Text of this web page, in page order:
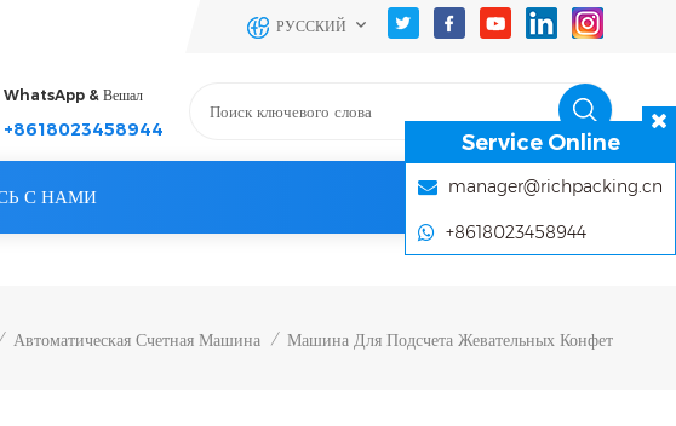
РУССКИЙ
WhatsApp & Вешал
+8618023458944
С НАМИ
Автоматическая Счетная Машина / Машина Для Подсчета Жевательных Конфет
Service Online
manager@richpacking.cn
+8618023458944